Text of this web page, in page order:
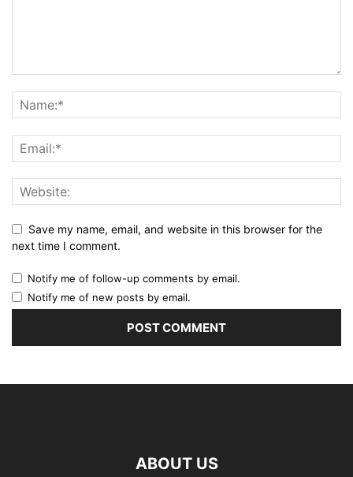
Save my name, email, and website in this browser for the
next time I comment.
Notify me of follow-up comments by email.
Notify me of new posts by email.
ABOUT US